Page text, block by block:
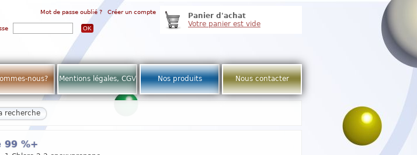
Mot de passe oublié ? Créer un compte
Panier d'achat
Votre panier est vide
nous? Mentions légales, CGV Nos produits Nous contacter
recherche
99 %+